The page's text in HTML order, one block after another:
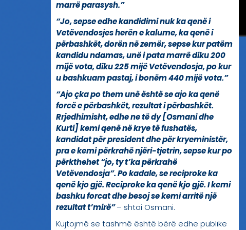
marrë parasysh.”
“Jo, sepse edhe kandidimi nuk ka qenë i
Vetëvendosjes herën e kalume, ka qenë i
përbashkët, dorën në zemër, sepse kur patëm
kandidu ndamas, unë i pata marrë diku 200
mijë vota, diku 225 mijë Vetëvendosja, po kur
u bashkuam pastaj, i bonëm 440 mijë vota.”
“Ajo çka po them unë është se ajo ka qenë
forcë e përbashkët, rezultat i përbashkët.
Rrjedhimisht, edhe ne të dy [Osmani dhe
Kurti] kemi qenë në krye të fushatës,
kandidat për president dhe për kryeministër,
pra e kemi përkrahë njëri-tjetrin, sepse kur po
përkthehet “jo, ty t’ka përkrahë
Vetëvendosja”. Po kadale, se reciproke ka
qenë kjo gjë. Reciproke ka qenë kjo gjë. I kemi
bashku forcat dhe besoj se kemi arritë një
rezultat t’mirë”– shtoi Osmani.
Kujtojmë se tashmë është bërë edhe publike